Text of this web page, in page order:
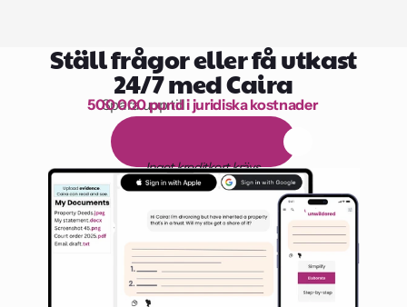
Ställ frågor eller få utkast
24/7 med Caira
1 000 timmars läsning
Spara upp till
500 000 pund i juridiska kostnader
a
Inget kreditkort krävs